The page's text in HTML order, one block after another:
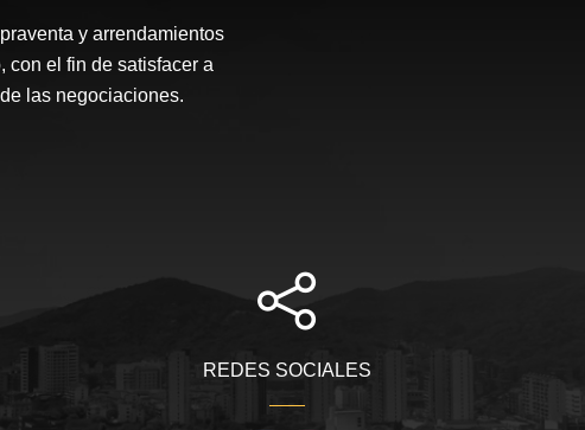
y arrendamientos
con el fin de satisfacer a
las negociaciones.
REDES SOCIALES